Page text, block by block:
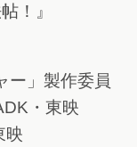
！』
ー」製作委員
・東映
映